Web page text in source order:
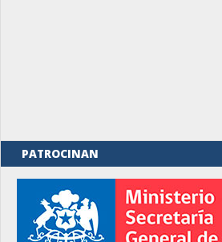
PATROCINAN